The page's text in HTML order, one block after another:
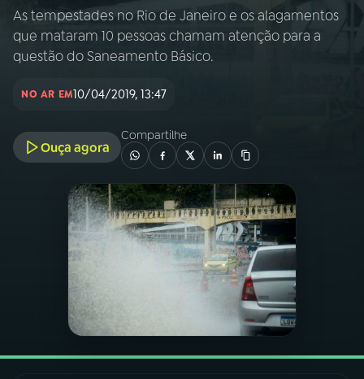
AO VIVO
PROGRAMAS
PODCASTS
VIDEOCASTS
As tempestades no Rio de Janeiro e os alagamentos
que mataram 10 pessoas chamam atenção para a
questão do Saneamento Básico.
NO AR EM10/04/2019, 13:47
Ouça agora
Compartilhe